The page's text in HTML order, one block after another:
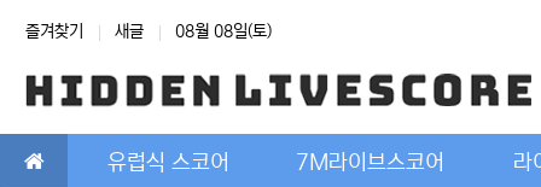
상단 네비
즐겨찾기 새글 08월 08일(토)
메인 메뉴유럽식 스코어 7M라이브스코어 라